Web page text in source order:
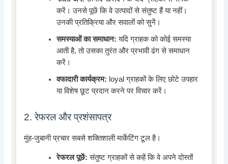
करें। उनसे पूछें कि वे उत्पादों से संतुष्ट हैं या नहीं।
उनकी प्रतिक्रिया और सवालों को सुनें।
समस्याओं का समाधान: यदि ग्राहक को कोई समस्या
आती है, तो उसका तुरंत और प्रभावी ढंग से समाधान
करें।
वफादारी कार्यक्रम: loyal ग्राहकों के लिए छोटे उपहार
या विशेष छूट प्रदान करने पर विचार करें।
2. रेफरल और प्रशंसापत्र
मुंह-जुबानी प्रचार सबसे शक्तिशाली मार्केटिंग टूल है।
रेफरल पूछें: संतुष्ट ग्राहकों से कहें कि वे अपने दोस्तों